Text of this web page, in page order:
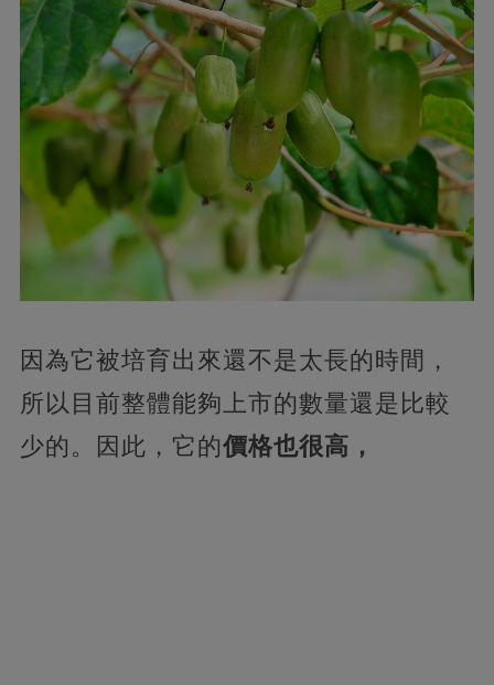
因為它被培育出來還不是太長的時間，
所以目前整體能夠上市的數量還是比較
少的。因此，它的價格也很高，